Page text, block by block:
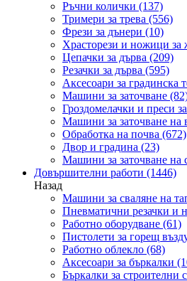
Ръчни колички (137)
Тримери за трева (556)
Фрези за дънери (10)
Храсторези и ножици за
Цепачки за дърва (209)
Резачки за дърва (595)
Аксесоари за градинска
Машини за заточване
Гроздомелачки и преси
Машини за заточване на
Обработка на почва (672)
Двор и градина (23)
Машини за заточване на
Довършителни работи (1446)
Назад
Машини за сваляне на
Пневматични резачки и
Работно оборудване (61)
Пистолети за горещ
Работно облекло (68)
Аксесоари за бъркалки
Бъркалки за строителни